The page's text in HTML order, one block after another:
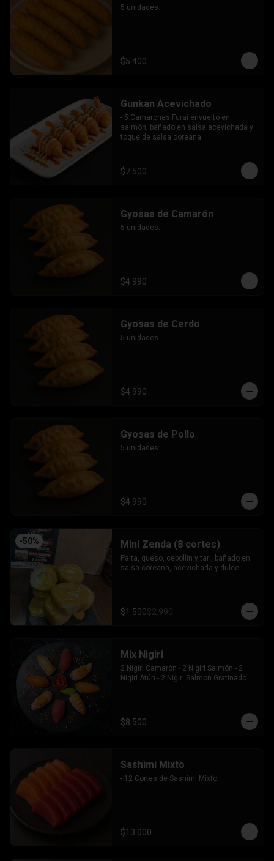
5 unidades.
$5.400
Gunkan Acevichado
- 5 Camarones Furai envuelto en
salmón, bañado en salsa acevichada y
toque de salsa coreana.
$7.500
Gyosas de Camarón
5 unidades.
$4.990
Gyosas de Cerdo
5 unidades.
$4.990
Gyosas de Pollo
5 unidades.
$4.990
-50% Mini Zenda (8 cortes)
Palta, queso, cebollin y tari, bañado en
salsa coreana, acevichada y dulce
$1.500$2.990
Mix Nigiri
2 Nigiri Camarón - 2 Nigiri Salmón - 2
Nigiri Atún - 2 Nigiri Salmon Gratinado
$8.500
Sashimi Mixto
- 12 Cortes de Sashimi Mixto.
$13.000